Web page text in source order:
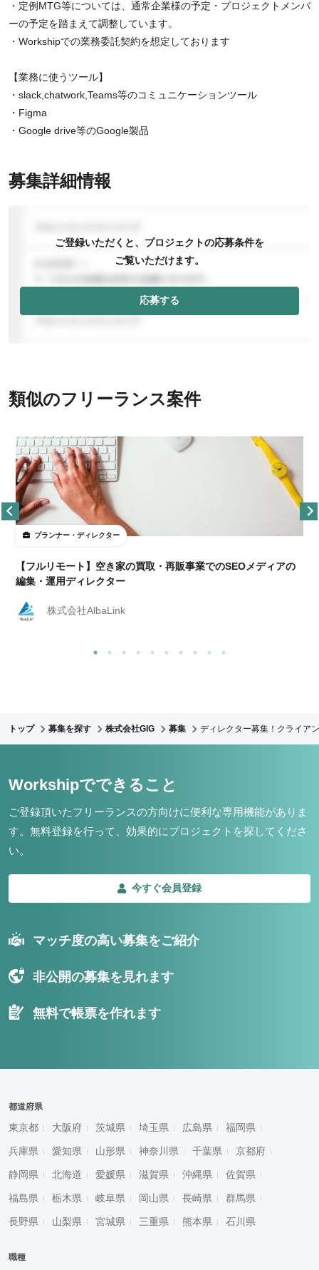
・定例MTG等については、通常企業様の予定・プロジェクトメンバ
ーの予定を踏まえて調整しています。
・Workshipでの業務委託契約を想定しております
【業務に使うツール】
・slack,chatwork,Teams等のコミュニケーションツール
・Figma
・Google drive等のGoogle製品
募集詳細情報
ご登録いただくと、プロジェクトの応募条件を
ご覧いただけます。
応募する
類似のフリーランス案件
プランナー・ディレクター
【フルリモート】空き家の買取・再販事業でのSEOメディアの
編集・運用ディレクター
株式会社AlbaLink
トップ 募集を探す 株式会社GIG 募集 ディレクター募集！クライア
Workshipでできること
ご登録頂いたフリーランスの方向けに便利な専用機能がありま
す。 無料登録を行って、効果的にプロジェクトを探してくださ
い。
今すぐ会員登録
マッチ度の高い募集をご紹介
非公開の募集を見れます
無料で帳票を作れます
都道府県
東京都 大阪府 茨城県 埼玉県 広島県 福岡県
兵庫県 愛知県 山形県 神奈川県 千葉県 京都府
静岡県 北海道 愛媛県 滋賀県 沖縄県 佐賀県
福島県 栃木県 岐阜県 岡山県 長崎県 群馬県
長野県 山梨県 宮城県 三重県 熊本県 石川県
職種